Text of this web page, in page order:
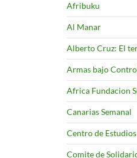
Afribuku
Al Manar
Alberto Cruz: El
Armas bajo
Africa Fundacion
Canarias Semanal
Centro de
Comite de